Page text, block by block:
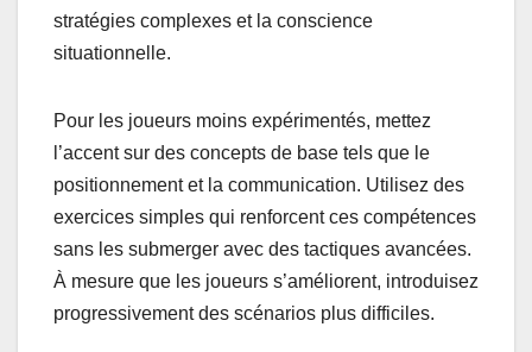
stratégies complexes et la conscience
situationnelle.
Pour les joueurs moins expérimentés, mettez
l’accent sur des concepts de base tels que le
positionnement et la communication. Utilisez des
exercices simples qui renforcent ces compétences
sans les submerger avec des tactiques avancées.
À mesure que les joueurs s’améliorent, introduisez
progressivement des scénarios plus difficiles.